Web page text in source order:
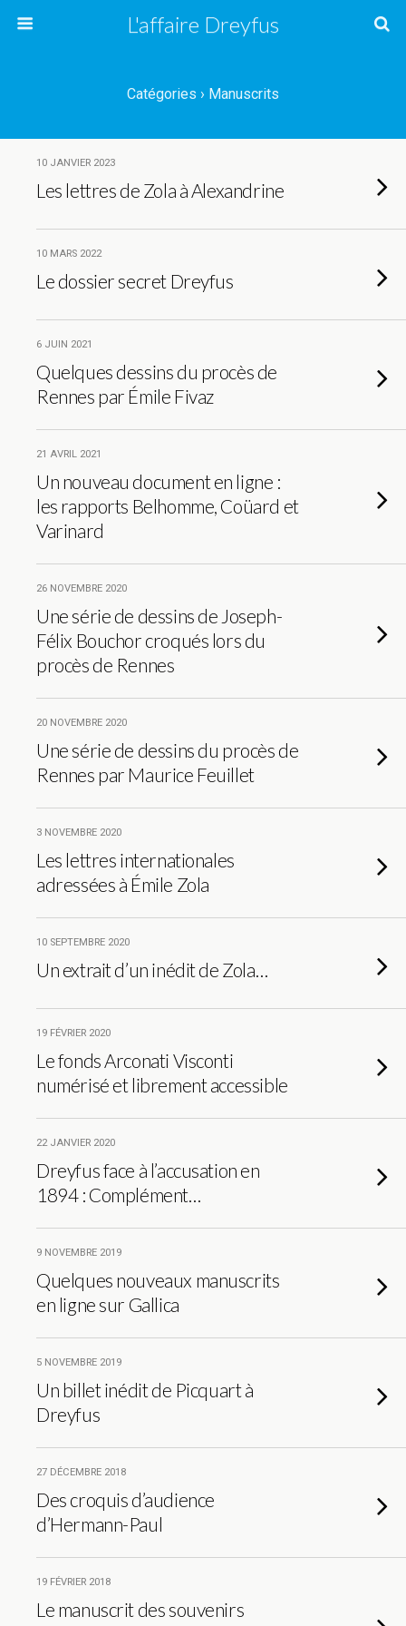
L'affaire Dreyfus
Catégories › Manuscrits
10 JANVIER 2023
Les lettres de Zola à Alexandrine
10 MARS 2022
Le dossier secret Dreyfus
6 JUIN 2021
Quelques dessins du procès de
Rennes par Émile Fivaz
21 AVRIL 2021
Un nouveau document en ligne :
les rapports Belhomme, Coüard et
Varinard
26 NOVEMBRE 2020
Une série de dessins de Joseph-
Félix Bouchor croqués lors du
procès de Rennes
20 NOVEMBRE 2020
Une série de dessins du procès de
Rennes par Maurice Feuillet
3 NOVEMBRE 2020
Les lettres internationales
adressées à Émile Zola
10 SEPTEMBRE 2020
Un extrait d’un inédit de Zola…
19 FÉVRIER 2020
Le fonds Arconati Visconti
numérisé et librement accessible
22 JANVIER 2020
Dreyfus face à l’accusation en
1894 : Complément…
9 NOVEMBRE 2019
Quelques nouveaux manuscrits
en ligne sur Gallica
5 NOVEMBRE 2019
Un billet inédit de Picquart à
Dreyfus
27 DÉCEMBRE 2018
Des croquis d’audience
d’Hermann-Paul
19 FÉVRIER 2018
Le manuscrit des souvenirs